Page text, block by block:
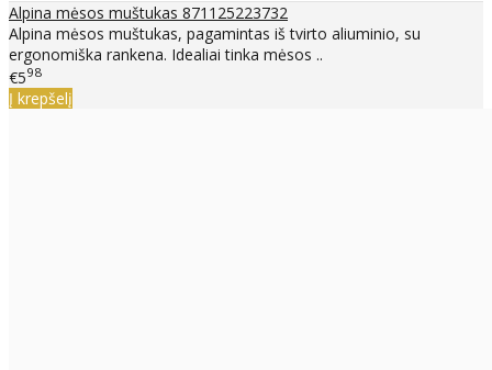
Alpina mėsos muštukas 871125223732
Alpina mėsos muštukas, pagamintas iš tvirto aliuminio, su
ergonomiška rankena. Idealiai tinka mėsos ..
€598
Į krepšelį